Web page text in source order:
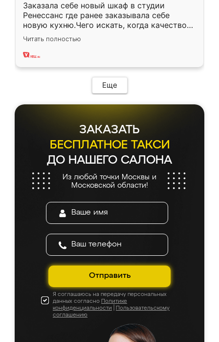
Заказала себе новый шкаф в студии
Ренессанс где ранее заказывала себе
новую кухню.Чего искать, когда качеством
вполне довольна. Служит кухня уже почти
два года, нареканий нет.
Читать полностью
Еще
ЗАКАЗАТЬ
БЕСПЛАТНОЕ ТАКСИ
ДО НАШЕГО САЛОНА
Из любой точки Москвы и
Московской области!
Отправить
Я соглашаюсь на передачу персональных
данных согласно Политике
конфиденциальности
Пользовательскому
соглашению